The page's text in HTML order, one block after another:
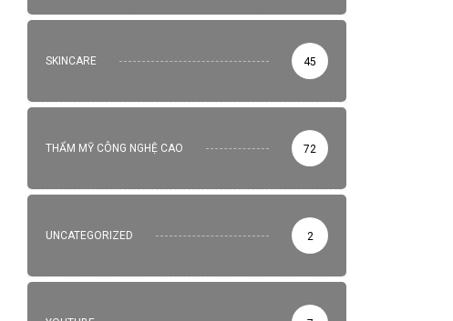
SKINCARE 45
THẨM MỸ CÔNG NGHỆ CAO 72
UNCATEGORIZED 2